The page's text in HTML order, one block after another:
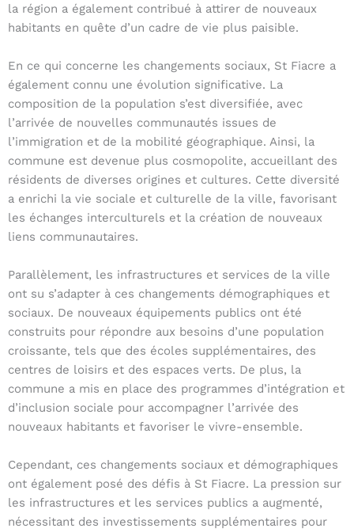
la région a également contribué à attirer de nouveaux
habitants en quête d’un cadre de vie plus paisible.
En ce qui concerne les changements sociaux, St Fiacre a
également connu une évolution significative. La
composition de la population s’est diversifiée, avec
l’arrivée de nouvelles communautés issues de
l’immigration et de la mobilité géographique. Ainsi, la
commune est devenue plus cosmopolite, accueillant des
résidents de diverses origines et cultures. Cette diversité
a enrichi la vie sociale et culturelle de la ville, favorisant
les échanges interculturels et la création de nouveaux
liens communautaires.
Parallèlement, les infrastructures et services de la ville
ont su s’adapter à ces changements démographiques et
sociaux. De nouveaux équipements publics ont été
construits pour répondre aux besoins d’une population
croissante, tels que des écoles supplémentaires, des
centres de loisirs et des espaces verts. De plus, la
commune a mis en place des programmes d’intégration et
d’inclusion sociale pour accompagner l’arrivée des
nouveaux habitants et favoriser le vivre-ensemble.
Cependant, ces changements sociaux et démographiques
ont également posé des défis à St Fiacre. La pression sur
les infrastructures et les services publics a augmenté,
nécessitant des investissements supplémentaires pour